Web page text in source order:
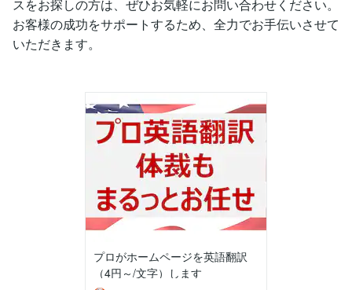
スをお探しの方は、ぜひお気軽にお問い合わせください。
お客様の成功をサポートするため、全力でお手伝いさせて
いただきます。
プロがホームページを英語翻訳
（4円～/文字）します